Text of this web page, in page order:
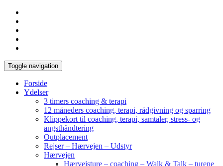
Toggle navigation
Forside
Ydelser
3 timers coaching & terapi
12 måneders coaching, terapi, rådgivning og sparring
Klippekort til coaching, terapi, samtaler, stress- og
angsthåndtering
Outplacement
Rejser – Hærvejen – Udstyr
Hærvejen
Hærvejsture – coaching – Walk & Talk – turene